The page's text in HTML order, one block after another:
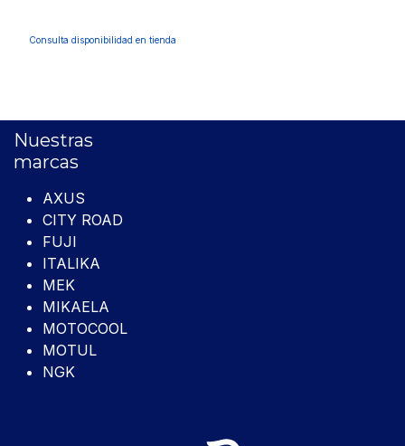
Consulta disponibilidad en tienda
Nuestras
marcas
AXUS
CITY ROAD
FUJI
ITALIKA
MEK
MIKAELA
MOTOCOOL
MOTUL
NGK